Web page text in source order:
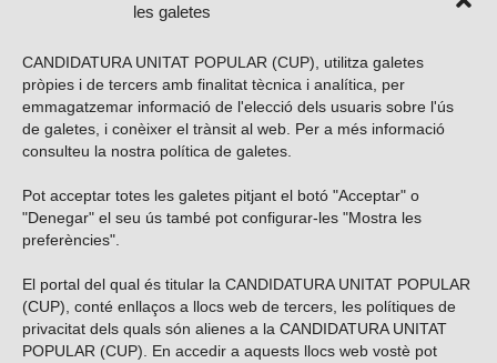
les galetes
CANDIDATURA UNITAT POPULAR (CUP), utilitza galetes
pròpies i de tercers amb finalitat tècnica i analítica, per
emmagatzemar informació de l'elecció dels usuaris sobre l'ús
de galetes, i conèixer el trànsit al web. Per a més informació
consulteu la nostra política de galetes
Pot acceptar totes les galetes pitjant el botó "Acceptar" o
"Denegar" el seu ús també pot configurar-les "Mostra les
preferències".
El portal del qual és titular la CANDIDATURA UNITAT POPULAR
(CUP), conté enllaços a llocs web de tercers, les polítiques de
privacitat dels quals són alienes a la CANDIDATURA UNITAT
POPULAR (CUP). En accedir a aquests llocs web vostè pot
Vols subscriure’t al nostre butlletí?
ENVIAR